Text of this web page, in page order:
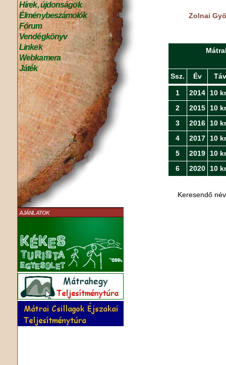
Hírek, újdonságok
Élménybeszámolók
Fórum
Vendégkönyv
Linkek
Webkamera
Játék
AJÁNLATOK
Zolnai
Ssz. Év Táv
1 2014
10
2
2015
10
3
2016
10
4
2017
10
5
2019
10
6
2020 10
Keresendő